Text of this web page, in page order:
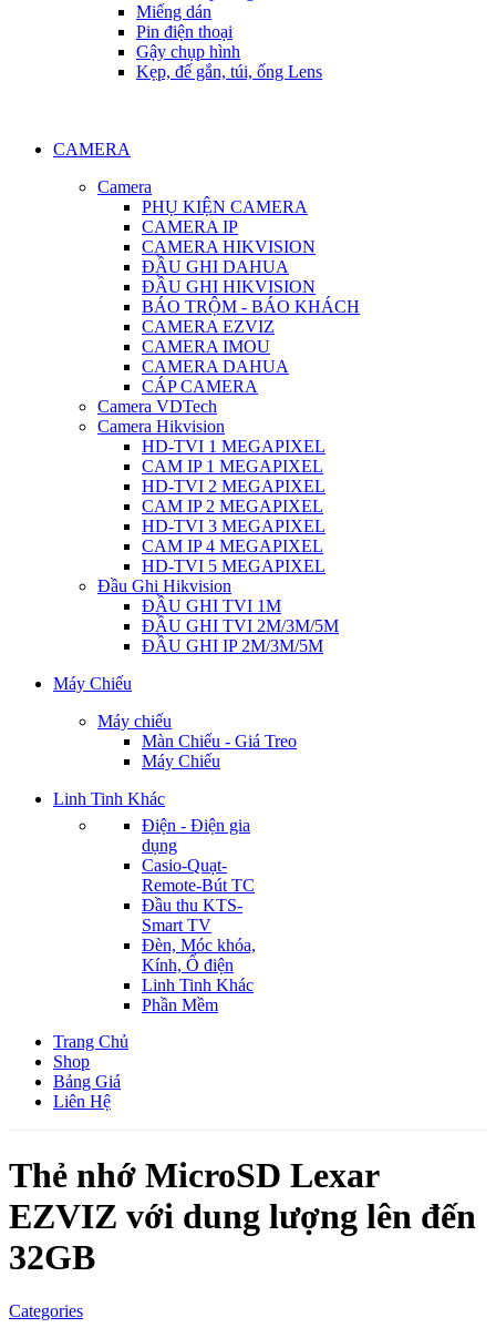
Miếng dán
Pin điện thoại
Gậy chụp hình
Kẹp, đế gắn, túi, ống Lens
CAMERA
Camera
PHỤ KIỆN CAMERA
CAMERA IP
CAMERA HIKVISION
ĐẦU GHI DAHUA
ĐẦU GHI HIKVISION
BÁO TRỘM - BÁO KHÁCH
CAMERA EZVIZ
CAMERA IMOU
CAMERA DAHUA
CÁP CAMERA
Camera VDTech
Camera Hikvision
HD-TVI 1 MEGAPIXEL
CAM IP 1 MEGAPIXEL
HD-TVI 2 MEGAPIXEL
CAM IP 2 MEGAPIXEL
HD-TVI 3 MEGAPIXEL
CAM IP 4 MEGAPIXEL
HD-TVI 5 MEGAPIXEL
Đầu Ghi Hikvision
ĐẦU GHI TVI 1M
ĐẦU GHI TVI 2M/3M/5M
ĐẦU GHI IP 2M/3M/5M
Máy Chiếu
Máy chiếu
Màn Chiếu - Giá Treo
Máy Chiếu
Linh Tinh Khác
Điện - Điện gia
dụng
Casio-Quạt-
Remote-Bút TC
Đầu thu KTS-
Smart TV
Đèn, Móc khóa,
Kính, Ổ điện
Linh Tinh Khác
Phần Mềm
Trang Chủ
Shop
Bảng Giá
Liên Hệ
Thẻ nhớ MicroSD Lexar
EZVIZ với dung lượng lên đến
32GB
Categories